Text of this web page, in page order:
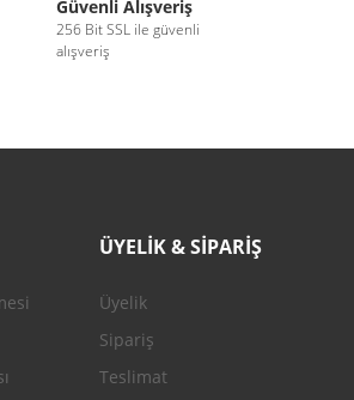
Güvenli Alışveriş
256 Bit SSL ile güvenli
alışveriş
ÜYELİK & SİPARİŞ
Üyelik
Sipariş
Teslimat